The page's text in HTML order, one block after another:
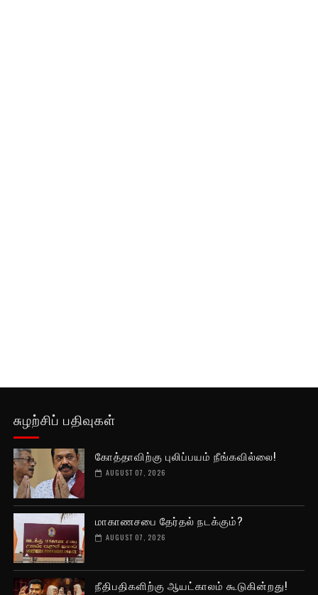
சுழற்சிப் பதிவுகள்
கோத்தாவிற்கு புலிப்பயம் நீங்கவில்லை!
AUGUST 07, 2026
மாகாணசபை தேர்தல் நடக்கும்?
AUGUST 07, 2026
நீதிபதிகளிற்கு ஆயட்காலம் கூடுகின்றது!